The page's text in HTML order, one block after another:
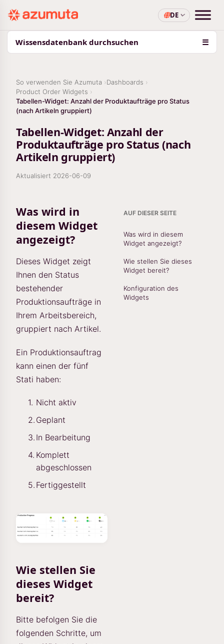
DE
Wissensdatenbank durchsuchen ☰
So verwenden Sie Azumuta
Dashboards
Product Order Widgets
Tabellen-Widget: Anzahl der Produktaufträge pro Status
(nach Artikeln gruppiert)
Tabellen-Widget: Anzahl der
Produktaufträge pro Status (nach
Artikeln gruppiert)
Aktualisiert 2026-06-09
Was wird in
diesem Widget
angezeigt?
Dieses Widget zeigt
Ihnen den Status
bestehender
Produktionsaufträge in
Ihrem Arbeitsbereich,
gruppiert nach Artikel.
Ein Produktionsauftrag
kann einen der fünf
Stati haben:
Nicht aktiv
Geplant
In Bearbeitung
Komplett
abgeschlossen
Fertiggestellt
Wie stellen Sie
dieses Widget
bereit?
Bitte befolgen Sie die
folgenden Schritte, um
AUF DIESER SEITE
Was wird in diesem
Widget angezeigt?
Wie stellen Sie dieses
Widget bereit?
Konfiguration des
Widgets